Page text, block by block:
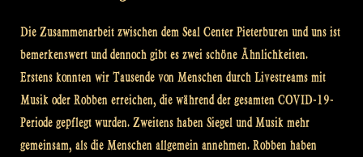
Die Zusammenarbeit zwischen dem Seal Center Pieterburen und uns ist
bemerkenswert und dennoch gibt es zwei schöne Ähnlichkeiten.
Erstens konnten wir Tausende von Menschen durch Livestreams mit
Musik oder Robben erreichen, die während der gesamten COVID-19-
Periode gepflegt wurden. Zweitens haben Siegel und Musik mehr
gemeinsam, als die Menschen allgemein annehmen. Robben haben